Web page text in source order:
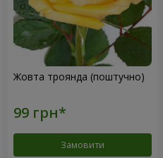
Жовта троянда (поштучно)
Замовити